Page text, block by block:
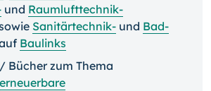
und Raumlufttechnik-
Sanitärtechnik- und Bad-
Baulinks
Bücher zum Thema
erneuerbare